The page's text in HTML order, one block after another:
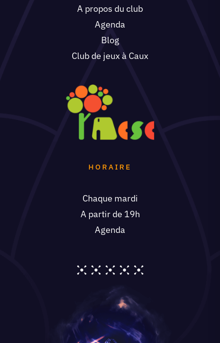
A propos du club
Agenda
Blog
Club de jeux à Caux
HORAIRE
Chaque mardi
A partir de 19h
Agenda